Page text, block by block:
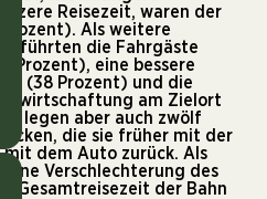
Reisezeit, waren der
Als weitere
führten die Fahrgäste
Prozent), eine bessere
(38 Prozent) und die
am Zielort
legen aber auch zwölf
die sie früher mit der
dem Auto zurück. Als
Verschlechterung des
Gesamtreisezeit der Bahn